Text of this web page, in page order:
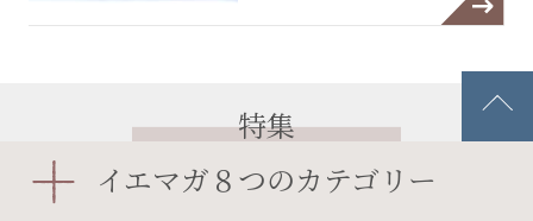
特集
特集一覧を見る
イエマガ８つのカテゴリー